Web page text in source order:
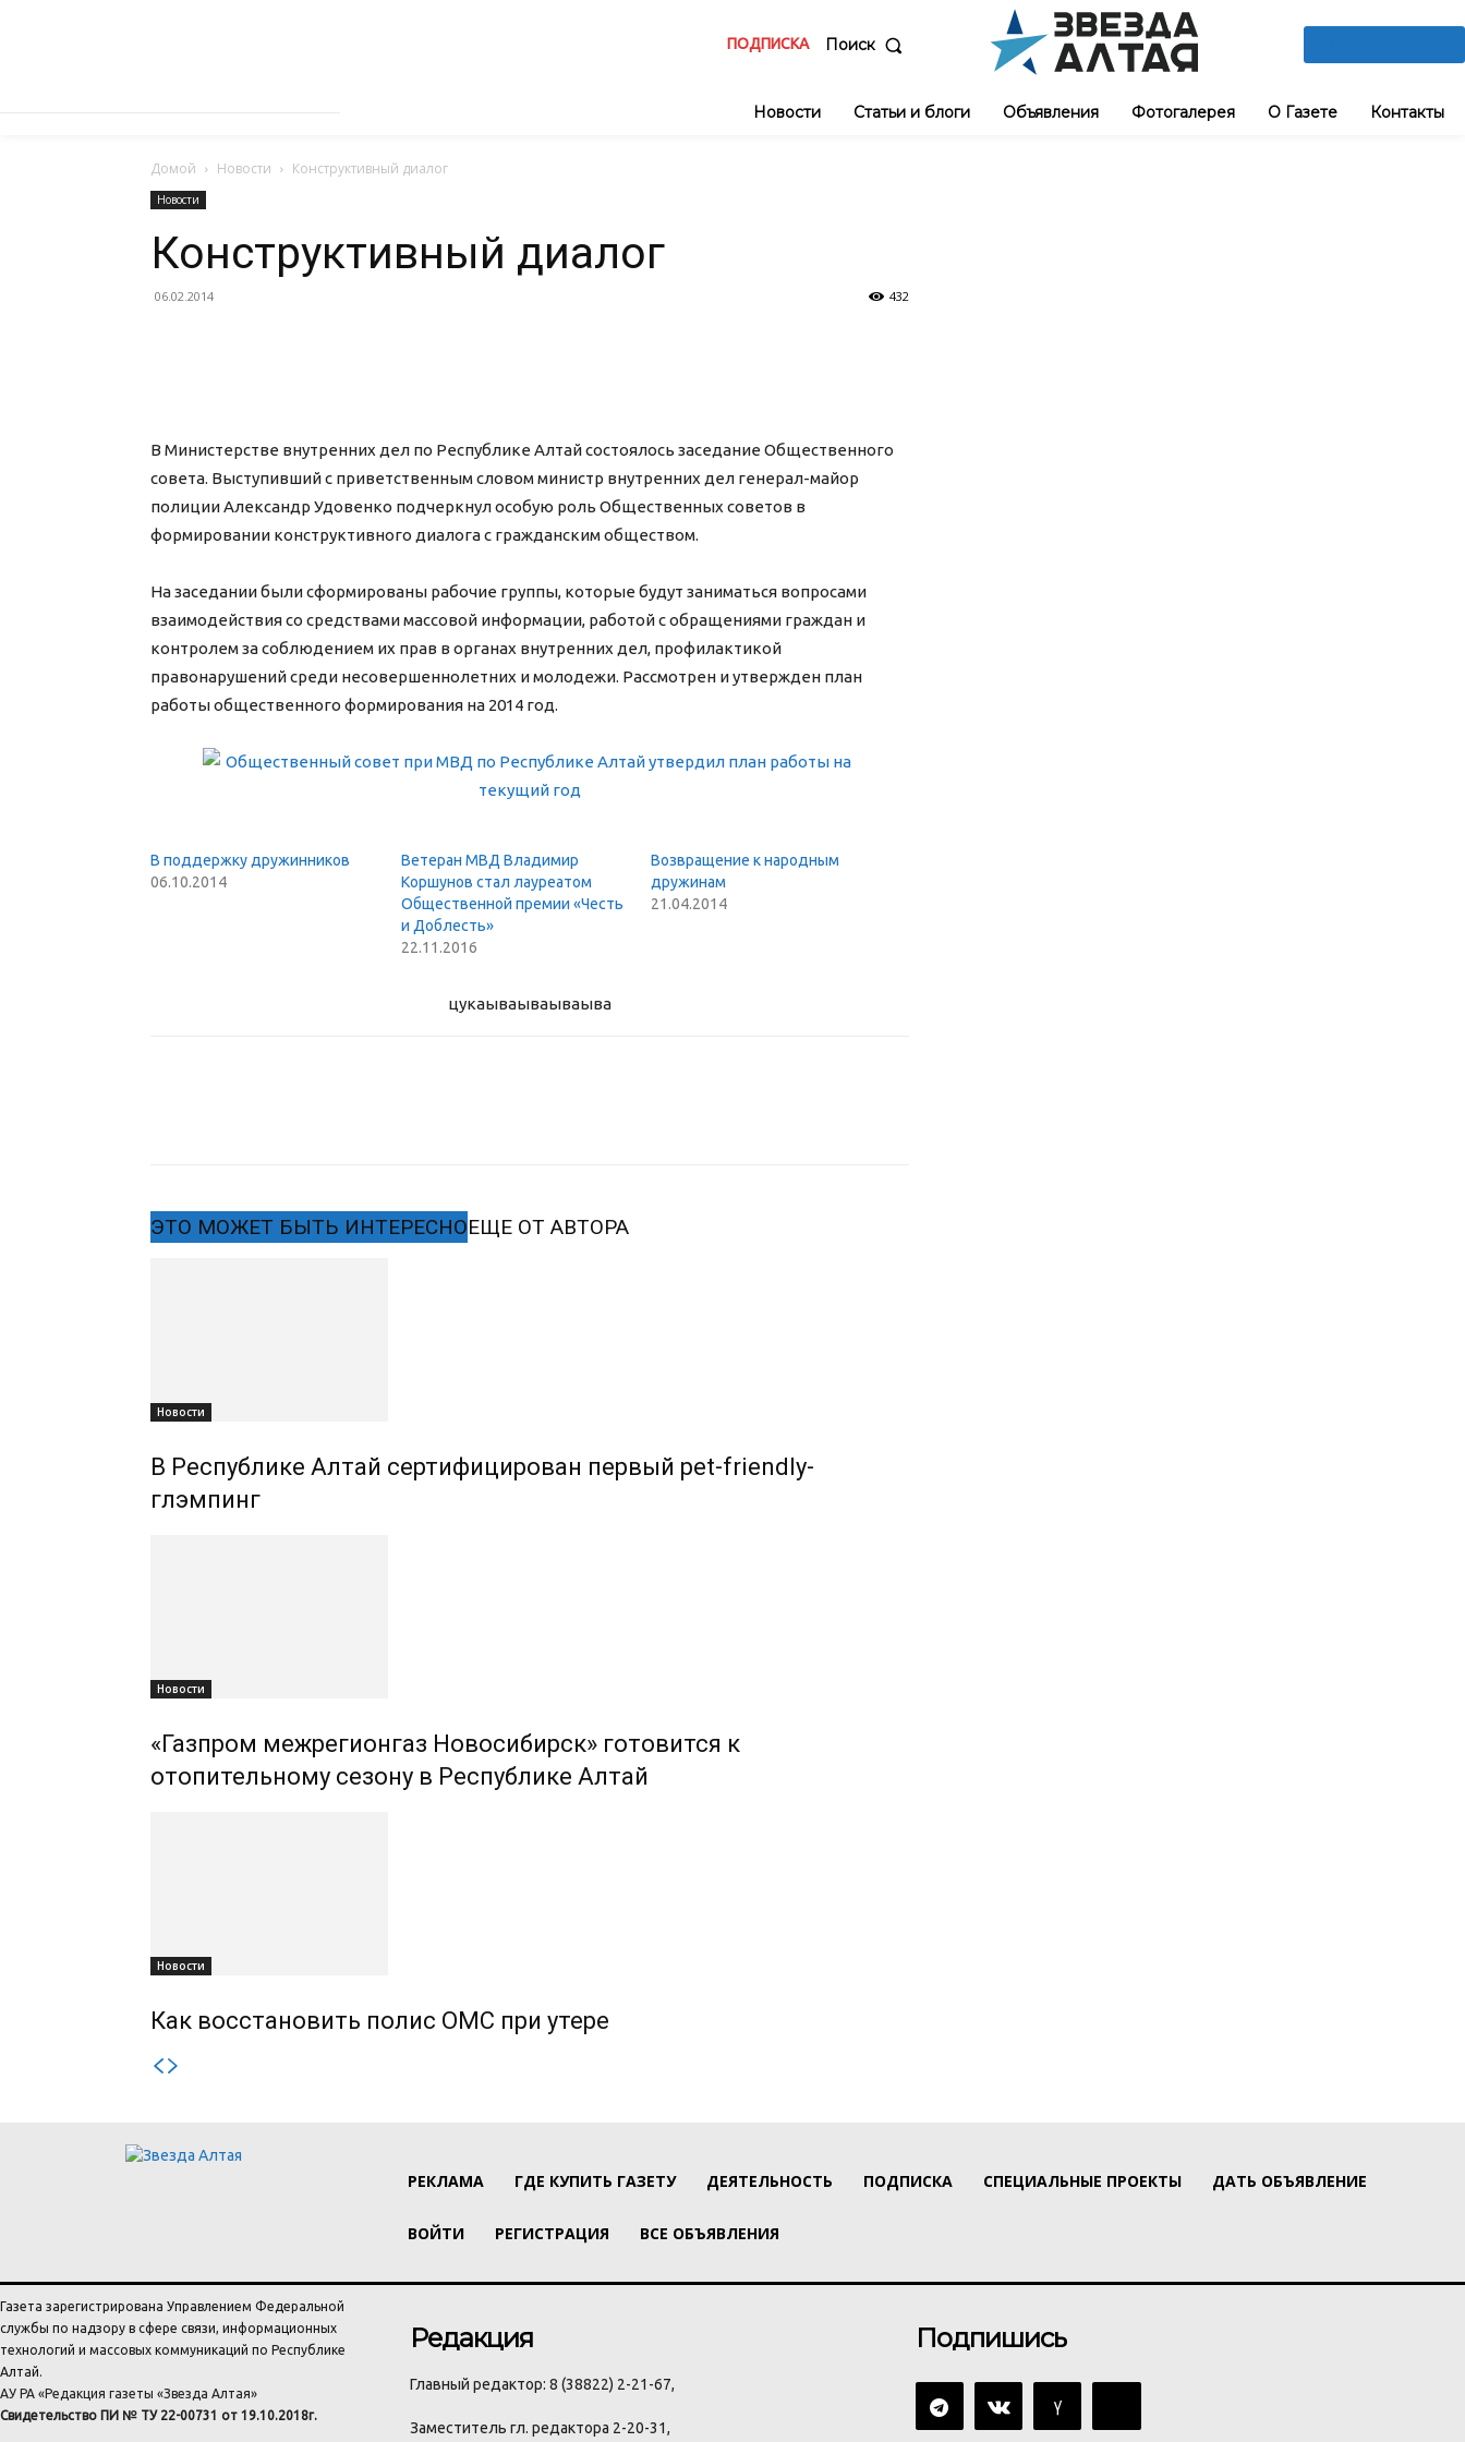
ПОДПИСКА Поиск
Новости Статьи и блоги Объявления Фотогалерея О Газете Контакты
Домой Новости Конструктивный диалог
Новости
Конструктивный диалог
06.02.2014 432
В Министерстве внутренних дел по Республике Алтай состоялось заседание Общественного
совета. Выступивший с приветственным словом министр внутренних дел генерал-майор
полиции Александр Удовенко подчеркнул особую роль Общественных советов в
формировании конструктивного диалога с гражданским обществом.
На заседании были сформированы рабочие группы, которые будут заниматься вопросами
взаимодействия со средствами массовой информации, работой с обращениями граждан и
контролем за соблюдением их прав в органах внутренних дел, профилактикой
правонарушений среди несовершеннолетних и молодежи. Рассмотрен и утвержден план
работы общественного формирования на 2014 год.
В поддержку дружинников
06.10.2014
Ветеран МВД Владимир
Коршунов стал лауреатом
Общественной премии «Честь
и Доблесть»
22.11.2016
Возвращение к народным
дружинам
21.04.2014
цукаываываываыва
ЭТО МОЖЕТ БЫТЬ ИНТЕРЕСНОЕЩЕ ОТ АВТОРА
Новости
В Республике Алтай сертифицирован первый pet-friendly-
глэмпинг
Новости
«Газпром межрегионгаз Новосибирск» готовится к
отопительному сезону в Республике Алтай
Новости
Как восстановить полис ОМС при утере
РЕКЛАМА ГДЕ КУПИТЬ ГАЗЕТУ ДЕЯТЕЛЬНОСТЬ ПОДПИСКА СПЕЦИАЛЬНЫЕ ПРОЕКТЫ ДАТЬ ОБЪЯВЛЕНИЕ
ВОЙТИ РЕГИСТРАЦИЯ ВСЕ ОБЪЯВЛЕНИЯ
Газета зарегистрирована Управлением Федеральной
службы по надзору в сфере связи, информационных
технологий и массовых коммуникаций по Республике
Алтай.
АУ РА «Редакция газеты «Звезда Алтая»
Свидетельство ПИ № ТУ 22-00731 от 19.10.2018г.
Редакция
Главный редактор: 8 (38822) 2-21-67,
Заместитель гл. редактора 2-20-31,
Подпишись